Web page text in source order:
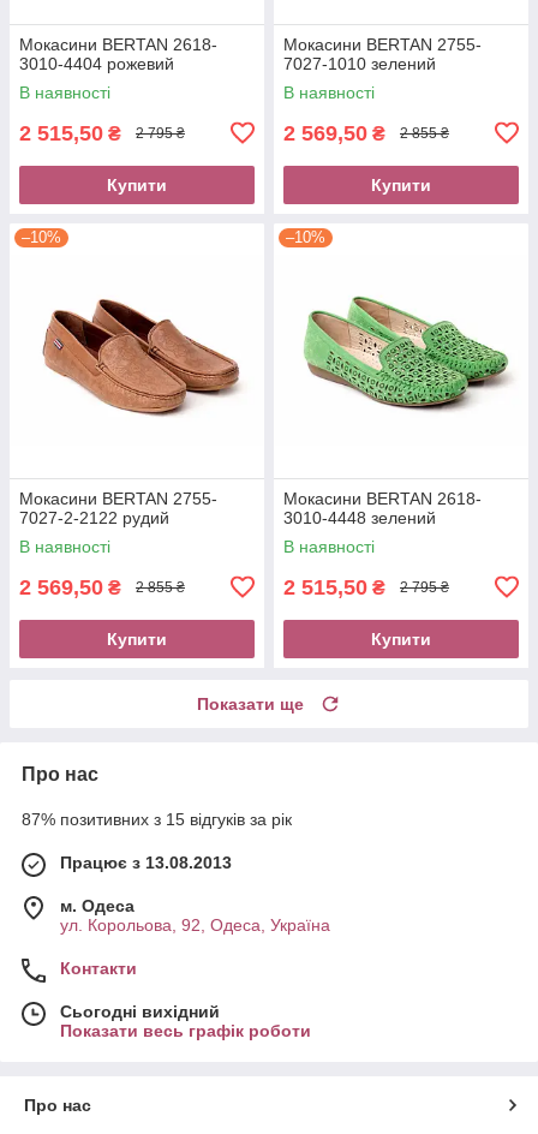
Мокасини BERTAN 2618-
3010-4404 рожевий
В наявності
2 515,50 ₴ 2 795 ₴
Купити
Мокасини BERTAN 2755-
7027-1010 зелений
В наявності
2 569,50 ₴ 2 855 ₴
Купити
–10%
Мокасини BERTAN 2755-
7027-2-2122 рудий
В наявності
2 569,50 ₴ 2 855 ₴
Купити
–10%
Мокасини BERTAN 2618-
3010-4448 зелений
В наявності
2 515,50 ₴ 2 795 ₴
Купити
Показати ще
Про нас
87% позитивних з 15 відгуків за рік
Працює з 13.08.2013
м. Одеса
ул. Корольова, 92, Одеса, Україна
Контакти
Сьогодні вихідний
Показати весь графік роботи
Про нас